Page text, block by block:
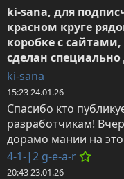
ki-sana, для
красном круге
коробке с
сделан специально
ki-sana
15:23 24.01.26
Спасибо кто
разработчикам!
дорамо мании на
4-1-|2 g-e-a-r
20:43 23.01.26